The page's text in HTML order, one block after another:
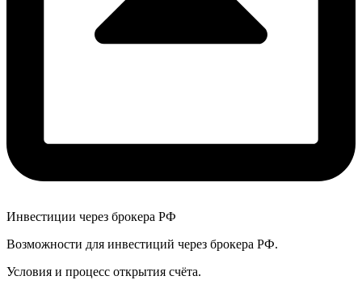
Инвестиции через брокера РФ
Возможности для инвестиций через брокера РФ.
Условия и процесс открытия счёта.